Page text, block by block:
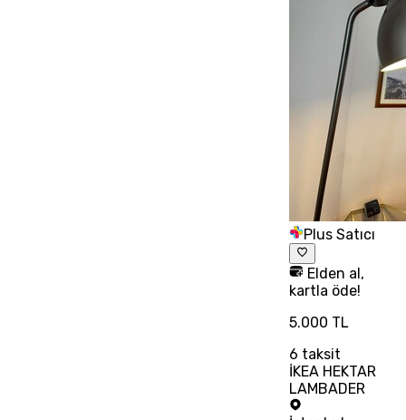
Plus Satıcı
Elden al,
kartla öde!
5.000 TL
6 taksit
İKEA HEKTAR
LAMBADER